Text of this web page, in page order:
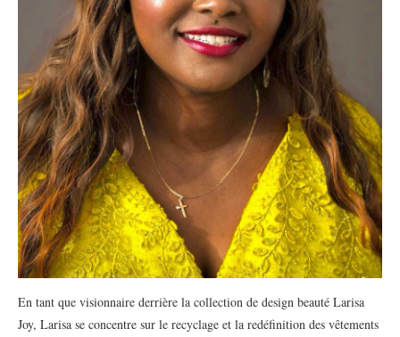
En tant que visionnaire derrière la collection de design beauté Larisa
Joy, Larisa se concentre sur le recyclage et la redéfinition des vêtements